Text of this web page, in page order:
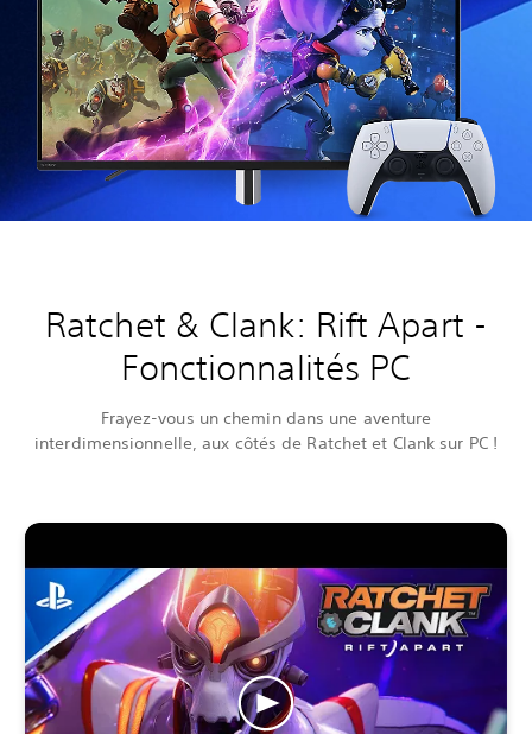
Ratchet & Clank: Rift Apart -
Fonctionnalités PC
Frayez-vous un chemin dans une aventure
interdimensionnelle, aux côtés de Ratchet et Clank sur PC !